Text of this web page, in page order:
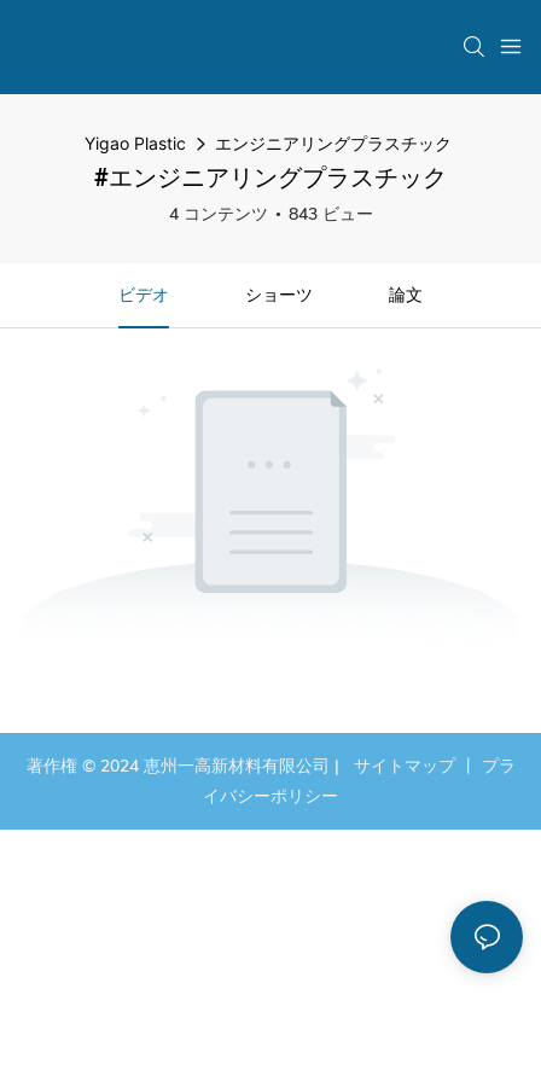
Yigao Plastic エンジニアリングプラスチック
#エンジニアリングプラスチック
4 コンテンツ 843 ビュー
ビデオ ショーツ 論文
著作権 © 2024 恵州一高新材料有限公司 | サイトマップ 丨 プラ
イバシーポリシー